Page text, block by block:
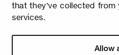
that they’ve collected from
services.
Allow